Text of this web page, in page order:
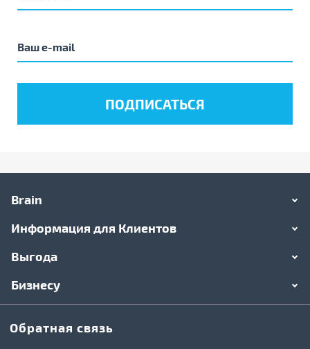
Brain
Информация для Клиентов
Выгода
Бизнесу
Обратная связь